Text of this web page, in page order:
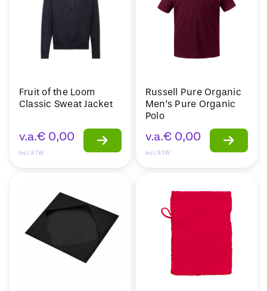
Fruit of the Loom
Classic Sweat Jacket
v.a.€ 0,00
Incl. BTW
Russell Pure Organic
Men’s Pure Organic
Polo
v.a.€ 0,00
Incl. BTW